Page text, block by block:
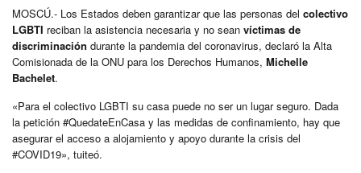
MOSCÚ.- Los Estados deben garantizar que las personas del colectivo
LGBTI reciban la asistencia necesaria y no sean víctimas de
discriminación durante la pandemia del coronavirus, declaró la Alta
Comisionada de la ONU para los Derechos Humanos, Michelle
Bachelet.
«Para el colectivo LGBTI su casa puede no ser un lugar seguro. Dada
la petición #QuedateEnCasa y las medidas de confinamiento, hay que
asegurar el acceso a alojamiento y apoyo durante la crisis del
#COVID19», tuiteó.